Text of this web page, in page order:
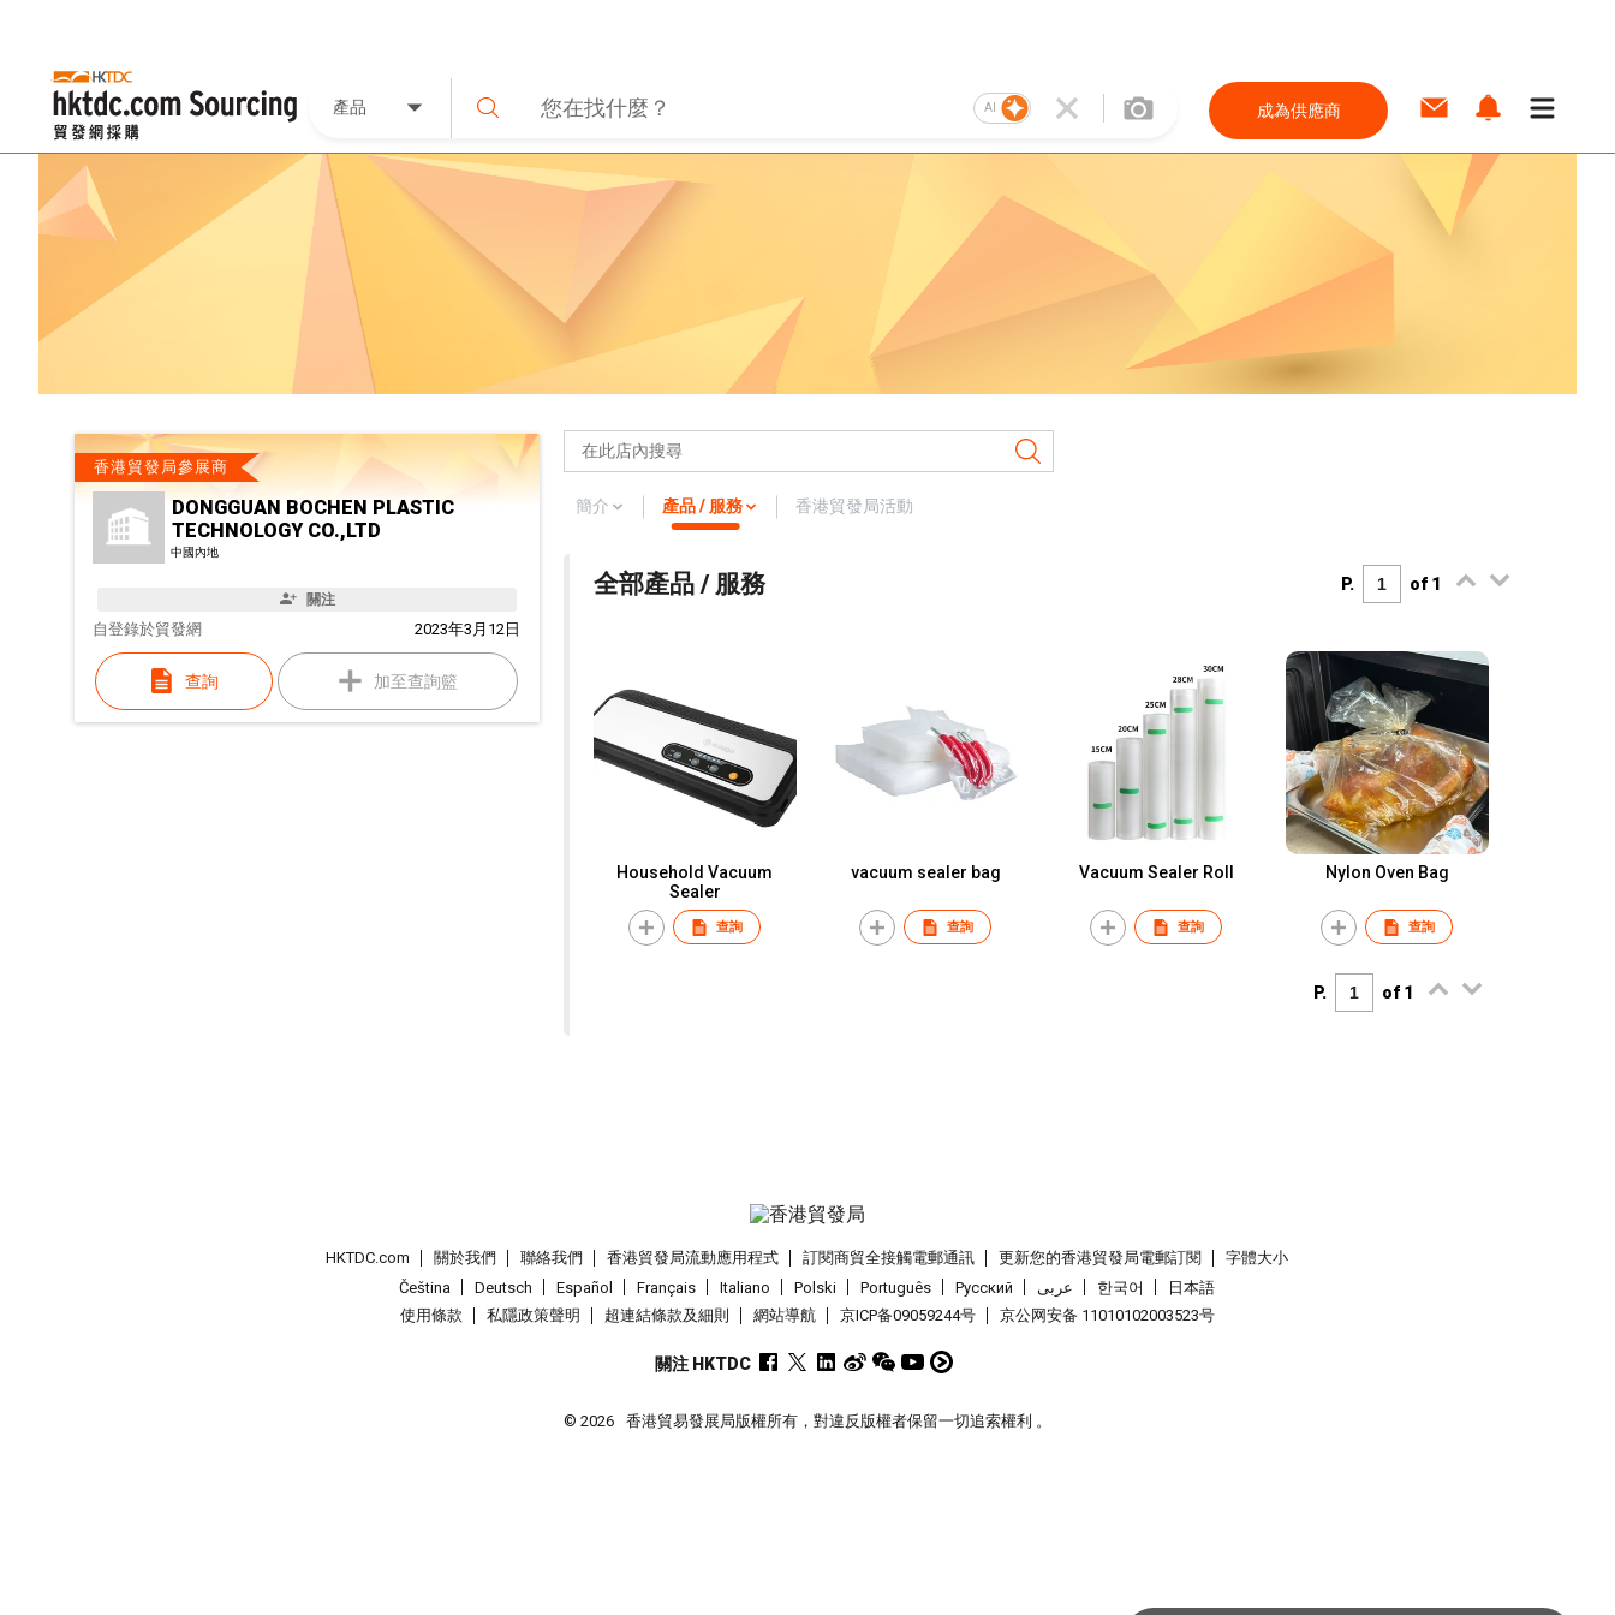
產品 AI 成為供應商
香港貿發局參展商
DONGGUAN BOCHEN PLASTIC
TECHNOLOGY CO.,LTD
中國內地
關注
自 2023年3月12日
登錄於貿發網
查詢 加至查詢籃
簡介 產品 / 服務 香港貿發局活動
全部產品 / 服務 P. of 1
Household Vacuum
Sealer
查詢
vacuum sealer bag
查詢
Vacuum Sealer Roll
查詢
Nylon Oven Bag
查詢
P. of 1
HKTDC.com 關於我們 聯絡我們 香港貿發局流動應用程式 訂閱商貿全接觸電郵通訊 更新您的香港貿發局電郵訂閱
字體大小
Čeština
Deutsch Español Français Italiano Polski Português Pусский عربى 한국어
日本語
使用條款
私隱政策聲明 超連結條款及細則 網站導航 京ICP备09059244号 京公网安备 11010102003523号
關注 HKTDC
© 2026 香港貿易發展局版權所有，對違反版權者保留一切追索權利 。